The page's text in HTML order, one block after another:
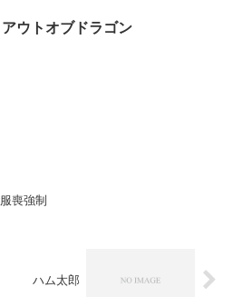
アウトオブドラゴン
服喪強制
ハム太郎